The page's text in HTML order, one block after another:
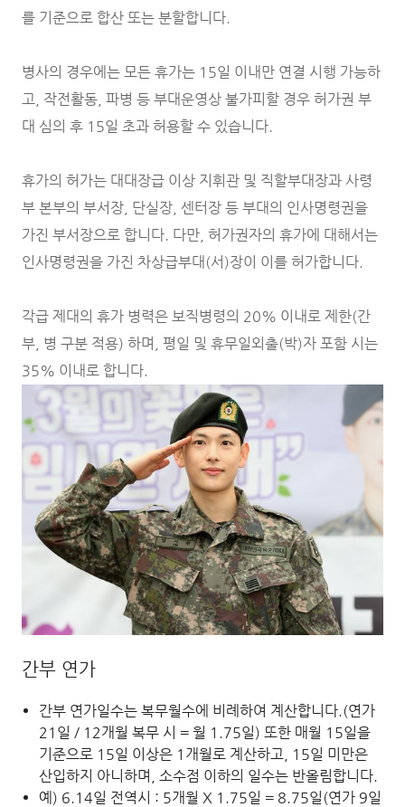
를 기준으로 합산 또는 분할합니다.
병사의 경우에는 모든 휴가는 15일 이내만 연결 시행 가능하
고, 작전활동, 파병 등 부대운영상 불가피할 경우 허가권 부
대 심의 후 15일 초과 허용할 수 있습니다.
휴가의 허가는 대대장급 이상 지휘관 및 직할부대장과 사령
부 본부의 부서장, 단실장, 센터장 등 부대의 인사명령권을
가진 부서장으로 합니다. 다만, 허가권자의 휴가에 대해서는
인사명령권을 가진 차상급부대(서)장이 이를 허가합니다.
각급 제대의 휴가 병력은 보직병령의 20% 이내로 제한(간
부, 병 구분 적용) 하며, 평일 및 휴무일외출(박)자 포함 시는
35% 이내로 합니다.
간부 연가
간부 연가일수는 복무월수에 비례하여 계산합니다.(연가
21일 / 12개월 복무 시 = 월 1.75일) 또한 매월 15일을
기준으로 15일 이상은 1개월로 계산하고, 15일 미만은
산입하지 아니하며, 소수점 이하의 일수는 반올림합니다.
예) 6.14일 전역시 : 5개월 X 1.75일 = 8.75일(연가 9일